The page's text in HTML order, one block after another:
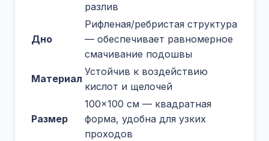
разлив
Дно
Рифленая/ребристая структура
— обеспечивает равномерное
смачивание подошвы
Материал
Устойчив к воздействию
кислот и щелочей
Размер
100×100 см — квадратная
форма, удобна для узких
проходов